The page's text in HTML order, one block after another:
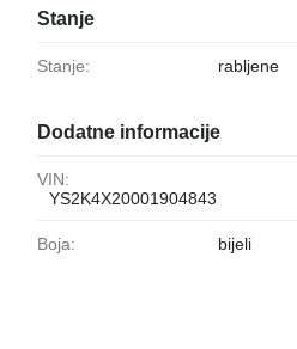
Stanje
Stanje: rabljene
Dodatne informacije
VIN:
YS2K4X20001904843
Boja: bijeli